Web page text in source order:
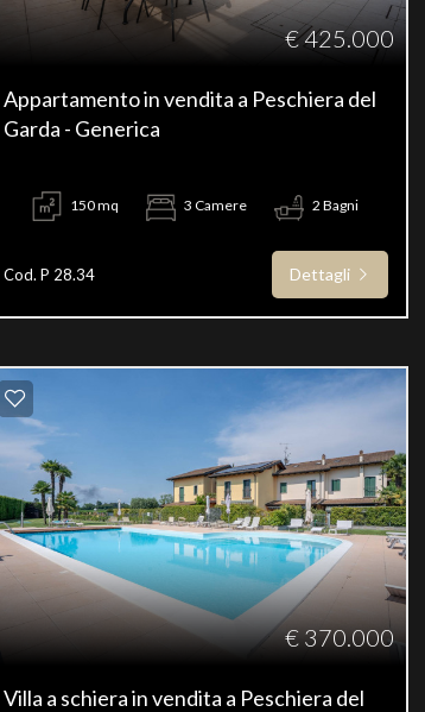
€ 425.000
Appartamento in vendita a Peschiera del
Garda - Generica
150 mq 3 Camere 2 Bagni
Cod. P 28.34 Dettagli
€ 370.000
Villa a schiera in vendita a Peschiera del